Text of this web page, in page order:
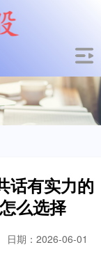
话有实力的
么选择
日期：2026-06-01